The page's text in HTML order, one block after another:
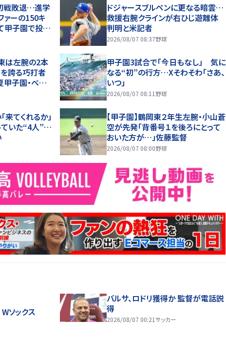
戦敗退…進学
ァーの150キ
甲子園で投げ
ドジャースブルペンに更なる暗雲…
救援右腕クラインが右ひじ遊離体
判明と米記者
2026/08/07 08:37野球
は左腕の2本
誇る巧打者
甲子園・ベン
甲子園3試合で「今日もなし」 気に
なる“初”の行方…Xそわそわ「さあ、
いつ」
2026/08/07 08:11 野球
てくれるか」
いた“4人”…
【甲子園】鶴岡東２年生左腕・小山蒼
空が先発「背番号１を後ろにとって
おいた方が…」佐藤監督
2026/08/07 08:00野球
Wソックス
バルサ、ロドリ獲得か 監督が電話説
得
2026/08/07 00:21サッカー